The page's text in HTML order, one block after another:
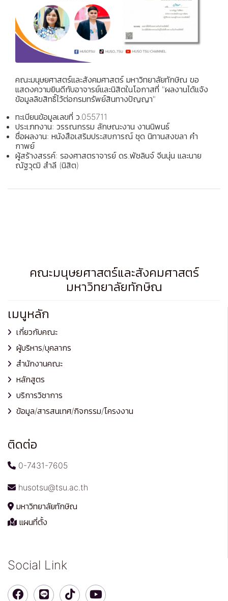
คณะมนุษยศาสตร์และสังคมศาสตร์ มหาวิทยาลัยทักษิณ ขอ
แสดงความยินดีกับอาจารย์และนิสิตในโอกาสที่ "ผลงานได้แจ้ง
ข้อมูลลิขสิทธิ์ไว้ต่อกรมทรัพย์สินทางปัญญา"
ทะเบียนข้อมูลเลขที่ ว.055711
ประเภทงาน: วรรณกรรม ลักษณะงาน งานนิพนธ์
ชื่อผลงาน: หนังสือเสริมประสบการณ์ ชุด นิทานสงขลา คำ
กาพย์
ผู้สร้างสรรค์: รองศาสตราจารย์ ดร.พัชลินจ์ จีนนุ่น และนาย
ณัฐวุฒิ สำลี (นิสิต)
คณะมนุษยศาสตร์และสังคมศาสตร์
มหาวิทยาลัยทักษิณ
เมนูหลัก
เกี่ยวกับคณะ
ผู้บริหาร/บุคลากร
สำนักงานคณะ
หลักสูตร
บริการวิชาการ
ข้อมูล/สารสนเทศ/กิจกรรม/โครงงาน
ติดต่อ
0-7431-7605
husotsu@tsu.ac.th
มหาวิทยาลัยทักษิณ
แผนที่ตั้ง
Social Link